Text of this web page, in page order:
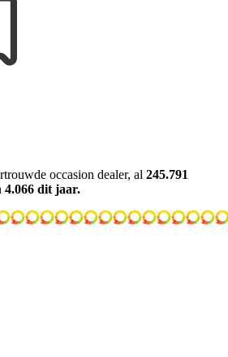
occasion dealer, al 245.791
4.066 dit jaar.